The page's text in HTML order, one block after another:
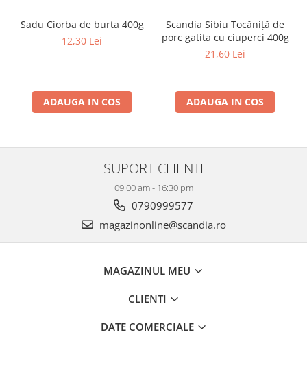
Sadu Ciorba de burta 400g
12,30 Lei
ADAUGA IN COS
Scandia Sibiu Tocăniţă de
porc gatita cu ciuperci 400g
21,60 Lei
ADAUGA IN COS
SUPORT CLIENTI
09:00 am - 16:30 pm
0790999577
magazinonline@scandia.ro
MAGAZINUL MEU
CLIENTI
DATE COMERCIALE